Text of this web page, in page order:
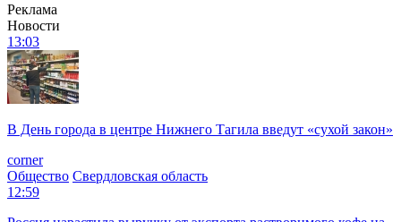
Реклама
Новости
13:03
В День города в центре Нижнего Тагила введут «сухой закон»
corner
Общество Свердловская область
12:59